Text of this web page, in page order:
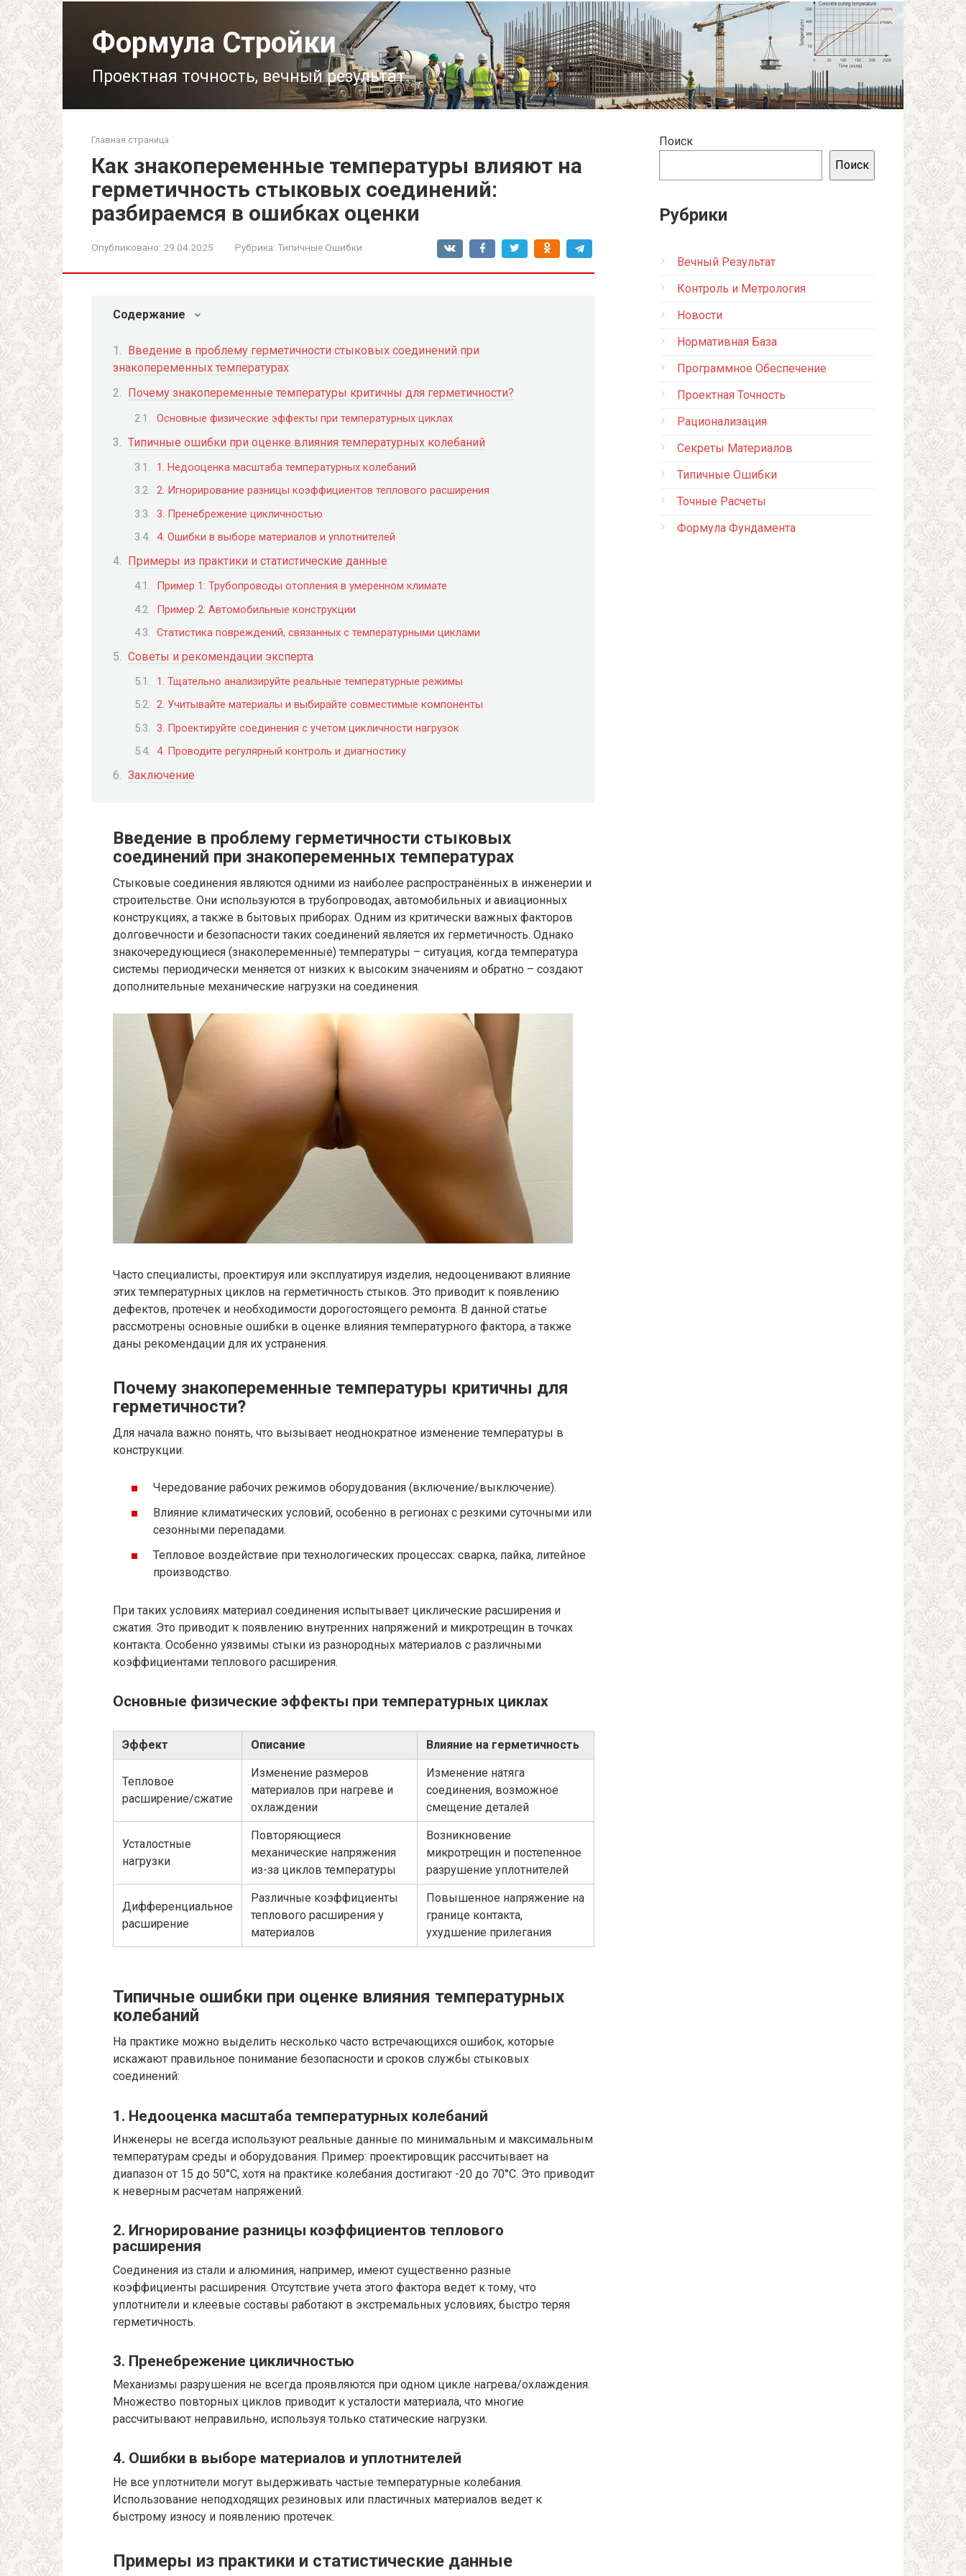
Формула Стройки
Проектная точность, вечный результат
Главная страница
Как знакопеременные температуры влияют на
герметичность стыковых соединений:
разбираемся в ошибках оценки
Опубликовано: 29.04.2025 Рубрика: Типичные Ошибки
Содержание
Введение в проблему герметичности стыковых соединений при
знакопеременных температурах
Почему знакопеременные температуры критичны для герметичности?
Основные физические эффекты при температурных циклах
Типичные ошибки при оценке влияния температурных колебаний
1. Недооценка масштаба температурных колебаний
2. Игнорирование разницы коэффициентов теплового расширения
3. Пренебрежение цикличностью
4. Ошибки в выборе материалов и уплотнителей
Примеры из практики и статистические данные
Пример 1: Трубопроводы отопления в умеренном климате
Пример 2: Автомобильные конструкции
Статистика повреждений, связанных с температурными циклами
Советы и рекомендации эксперта
1. Тщательно анализируйте реальные температурные режимы
2. Учитывайте материалы и выбирайте совместимые компоненты
3. Проектируйте соединения с учетом цикличности нагрузок
4. Проводите регулярный контроль и диагностику
Заключение
Введение в проблему герметичности стыковых
соединений при знакопеременных температурах
Стыковые соединения являются одними из наиболее распространённых в инженерии и
строительстве. Они используются в трубопроводах, автомобильных и авиационных
конструкциях, а также в бытовых приборах. Одним из критически важных факторов
долговечности и безопасности таких соединений является их герметичность. Однако
знакочередующиеся (знакопеременные) температуры – ситуация, когда температура
системы периодически меняется от низких к высоким значениям и обратно – создают
дополнительные механические нагрузки на соединения.
Часто специалисты, проектируя или эксплуатируя изделия, недооценивают влияние
этих температурных циклов на герметичность стыков. Это приводит к появлению
дефектов, протечек и необходимости дорогостоящего ремонта. В данной статье
рассмотрены основные ошибки в оценке влияния температурного фактора, а также
даны рекомендации для их устранения.
Почему знакопеременные температуры критичны для
герметичности?
Для начала важно понять, что вызывает неоднократное изменение температуры в
конструкции:
Чередование рабочих режимов оборудования (включение/выключение).
Влияние климатических условий, особенно в регионах с резкими суточными или
сезонными перепадами.
Тепловое воздействие при технологических процессах: сварка, пайка, литейное
производство.
При таких условиях материал соединения испытывает циклические расширения и
сжатия. Это приводит к появлению внутренних напряжений и микротрещин в точках
контакта. Особенно уязвимы стыки из разнородных материалов с различными
коэффициентами теплового расширения.
Основные физические эффекты при температурных циклах
Эффект Описание Влияние на герметичность
Тепловое
расширение/сжатие
Изменение размеров
материалов при нагреве и
охлаждении
Изменение натяга
соединения, возможное
смещение деталей
Усталостные
нагрузки
Повторяющиеся
механические напряжения
из-за циклов температуры
Возникновение
микротрещин и постепенное
разрушение уплотнителей
Дифференциальное
расширение
Различные коэффициенты
теплового расширения у
материалов
Повышенное напряжение на
границе контакта,
ухудшение прилегания
Типичные ошибки при оценке влияния температурных
колебаний
На практике можно выделить несколько часто встречающихся ошибок, которые
искажают правильное понимание безопасности и сроков службы стыковых
соединений:
1. Недооценка масштаба температурных колебаний
Инженеры не всегда используют реальные данные по минимальным и максимальным
температурам среды и оборудования. Пример: проектировщик рассчитывает на
диапазон от 15 до 50°C, хотя на практике колебания достигают -20 до 70°C. Это приводит
к неверным расчетам напряжений.
2. Игнорирование разницы коэффициентов теплового
расширения
Соединения из стали и алюминия, например, имеют существенно разные
коэффициенты расширения. Отсутствие учета этого фактора ведет к тому, что
уплотнители и клеевые составы работают в экстремальных условиях, быстро теряя
герметичность.
3. Пренебрежение цикличностью
Механизмы разрушения не всегда проявляются при одном цикле нагрева/охлаждения.
Множество повторных циклов приводит к усталости материала, что многие
рассчитывают неправильно, используя только статические нагрузки.
4. Ошибки в выборе материалов и уплотнителей
Не все уплотнители могут выдерживать частые температурные колебания.
Использование неподходящих резиновых или пластичных материалов ведет к
быстрому износу и появлению протечек.
Примеры из практики и статистические данные
Поиск
Поиск
Рубрики
Вечный Результат
Контроль и Метрология
Новости
Нормативная База
Программное Обеспечение
Проектная Точность
Рационализация
Секреты Материалов
Типичные Ошибки
Точные Расчеты
Формула Фундамента